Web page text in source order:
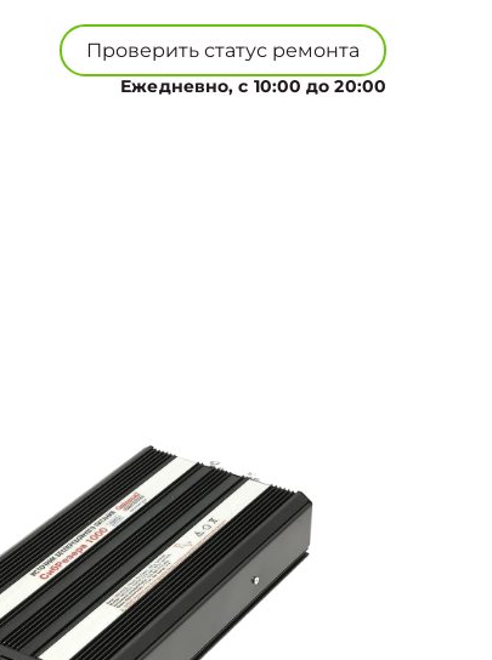
Проверить статус ремонта
Ежедневно, с 10:00 до 20:00